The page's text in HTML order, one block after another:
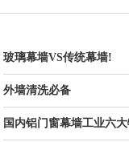
玻璃幕墙VS传统幕墙!
外墙清洗必备
国内铝门窗幕墙工业六